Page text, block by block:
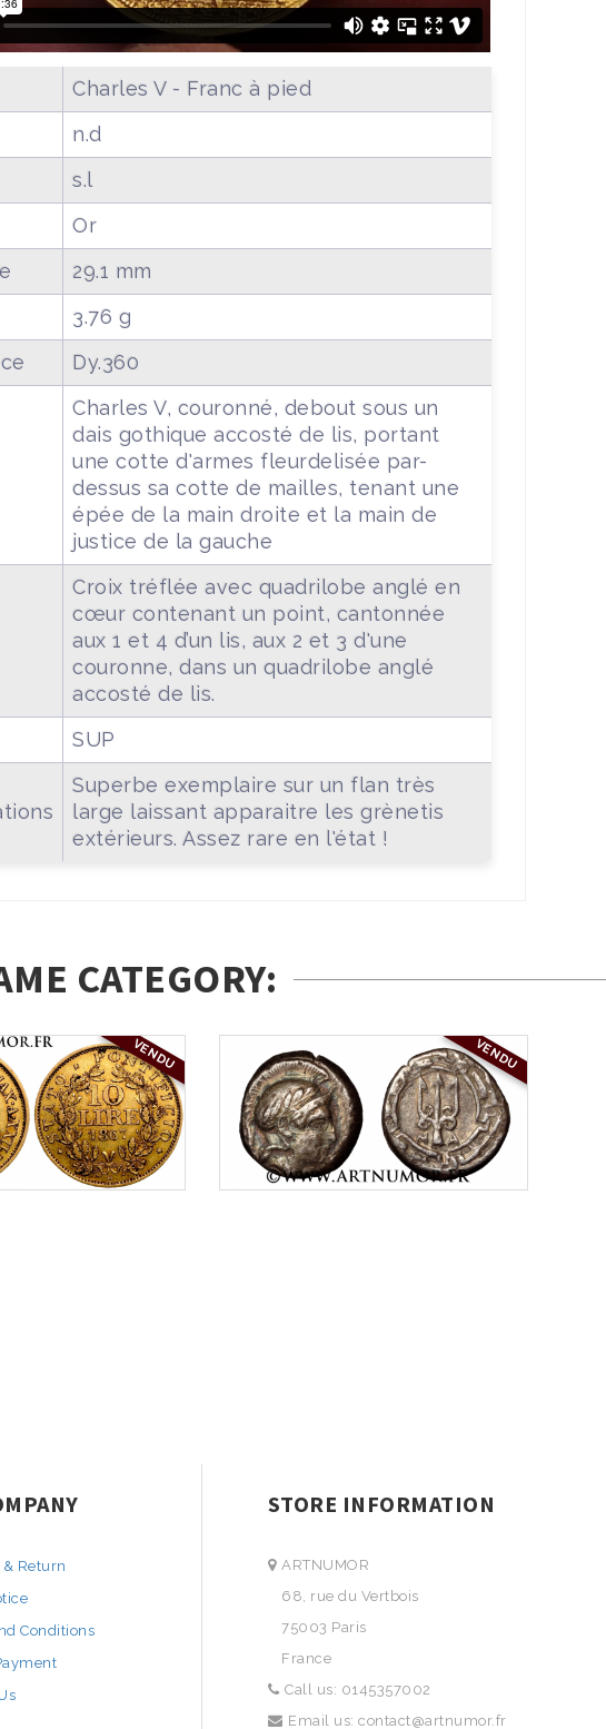
Charles V - Franc à pied
n.d
s.l
Or
29.1 mm
3.76 g
Dy.360
Charles V, couronné, debout sous un
dais gothique accosté de lis, portant
une cotte d'armes fleurdelisée par-
dessus sa cotte de mailles, tenant une
épée de la main droite et la main de
justice de la gauche
Croix tréflée avec quadrilobe anglé en
cœur contenant un point, cantonnée
aux 1 et 4 d’un lis, aux 2 et 3 d'une
couronne, dans un quadrilobe anglé
accosté de lis.
SUP
Superbe exemplaire sur un flan très
large laissant apparaitre les grènetis
extérieurs. Assez rare en l'état !
CATEGORY:
VENDU VENDU
Return
Conditions
STORE INFORMATION
ARTNUMOR
68, rue du Vertbois
75003 Paris
France
Call us: 0145357002
Email us: contact@artnumor.fr